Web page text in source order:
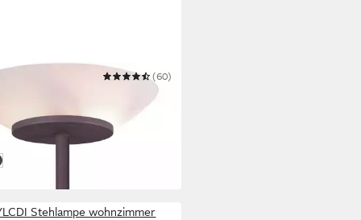
LEUCHTEN
(60)
€
Werktagen bei dir
Stehlampe wohnzimmer